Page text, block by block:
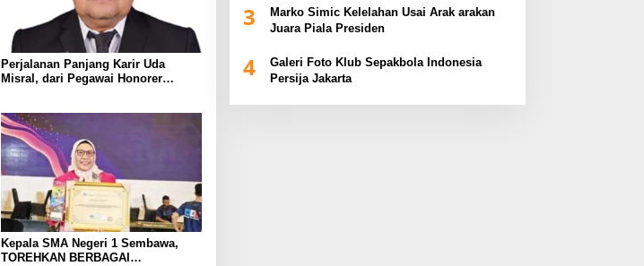
Perjalanan Panjang Karir Uda
Misral, dari Pegawai Honorer
Kepala SMA Negeri 1 Sembawa,
TOREHKAN BERBAGAI
3
Marko Simic Kelelahan Usai Arak arakan
Juara Piala Presiden
4
Galeri Foto Klub Sepakbola Indonesia
Persija Jakarta